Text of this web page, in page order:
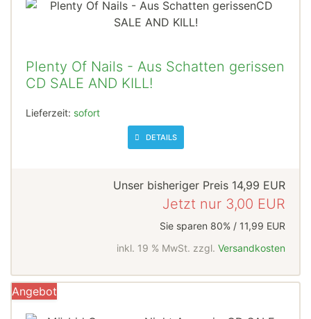
Plenty Of Nails - Aus Schatten gerissen
CD SALE AND KILL!
Lieferzeit: sofort
DETAILS
Unser bisheriger Preis 14,99 EUR
Jetzt nur 3,00 EUR
Sie sparen 80% / 11,99 EUR
inkl. 19 % MwSt. zzgl. Versandkosten
Angebot